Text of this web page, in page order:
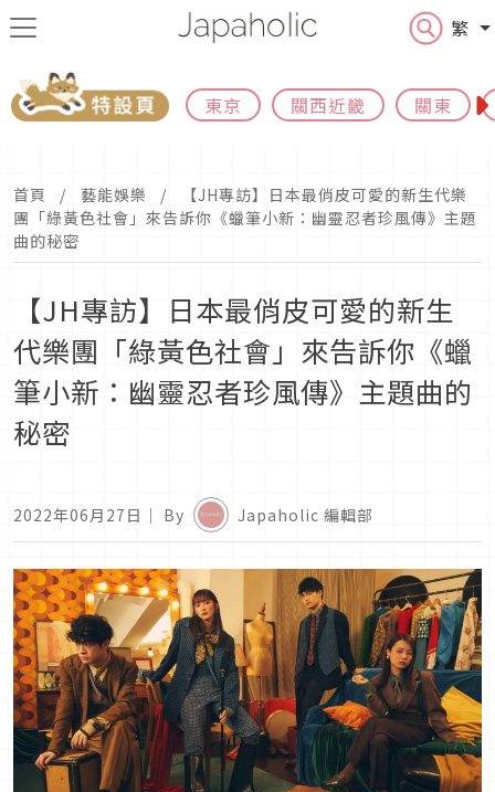
繁
東京 關西近畿 關東
首頁 藝能娛樂
【JH專訪】日本最俏皮可愛的新生代樂
團「綠黃色社會」來告訴你《蠟筆小新：幽靈忍者珍風傳》主題
曲的秘密
【JH專訪】日本最俏皮可愛的新生
代樂團「綠黃色社會」來告訴你《蠟
筆小新：幽靈忍者珍風傳》主題曲的
秘密
2022年06月27日 ｜ By Japaholic 編輯部